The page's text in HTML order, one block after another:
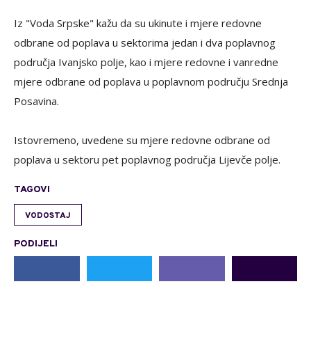
Iz "Voda Srpske" kažu da su ukinute i mjere redovne
odbrane od poplava u sektorima jedan i dva poplavnog
područja Ivanjsko polje, kao i mjere redovne i vanredne
mjere odbrane od poplava u poplavnom području Srednja
Posavina.
Istovremeno, uvedene su mjere redovne odbrane od
poplava u sektoru pet poplavnog područja Lijevče polje.
TAGOVI
VODOSTAJ
PODIJELI